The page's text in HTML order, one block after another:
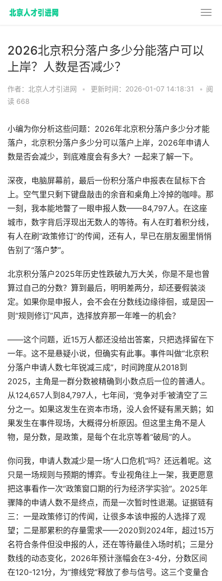
2026北京积分落户多少分能落户可以
上岸？人数是否减少？
作者：北京人才引进网 • 更新时间：2026-01-07 14:18:31 • 阅
读 668
小编为你分析这些问题：2026年北京积分落户多少分才能
落户，北京积分落户多少分可以落户上岸，2026年申请人
数是否会减少，到底难度会有多大？一起来了解一下。
深夜，电脑屏幕前，最后一份积分落户申报表在鼠标下合
上。空气里只剩下键盘敲击的余音和桌角上冷掉的咖啡。那
一刻，我本能地瞥了一眼申报人数——84,797人。在这座
城市，数字背后浮现出无数人的等待。有人在盯着积分线，
有人在刷“政策修订”的传闻，还有人，早已在朋友圈里悄悄
告别了“落户梦”。
北京积分落户2025年历史性跌破九万大关，你是不是也曾
算过自己的分数？算到最后，明明差两分，却还要假装淡
定。如果你是申报人，会不会在分数线边缘徘徊，或是因一
则“规则修订”风声，选择放弃那一年唯一的机会？
——这个问题，近15万人都还没给出答案，只把选择留在下
一年。这不是悬疑小说，但确实有此事。事件叫做“北京积
分落户申请人数七年锐减三成”，时间跨度从2018到
2025，主角是一群分数被精确到小数点后一位的普通人。
从124,657人到84,797人，七年间，‘竞争对手’被清空了三
分之一。如果这发生在资本市场，没人会怀疑有黑天鹅；如
果发生在事件现场，大概得分析原因。但这里主角不是人
物，是分数，是政策，是每个在北京等着“破局”的人。
你问我，申请人数减少是一场“人口危机”吗？还远着呢。这
只是一场规则与预期的博弈。专业视角往上一架，我更愿意
把这事看作一次“政策窗口期的行为经济学实验”。2025年
骤降的申请人数不是终点，而是一次暂时性退潮。证据链有
三：一是政策修订的传闻，让很多本该申报的人选择了观
望；二是那累积的存量需求——2020到2024年，超过15万
名符合条件但没申报的人，还在等待最佳入场时机；三是分
数线的动态变化，2026年预计涨幅会在3-4分，分数区间
在120-121分，为“擦线党”释放了参与信号。这三个变量合